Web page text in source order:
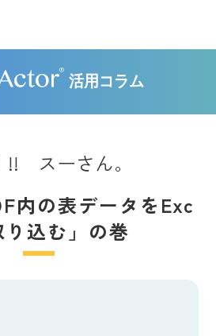
!! スーさん。
の表データをExc
込む」の巻